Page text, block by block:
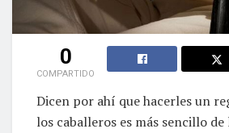
0
COMPARTIDO
Dicen por ahí que hacerles un
los caballeros es más sencillo de